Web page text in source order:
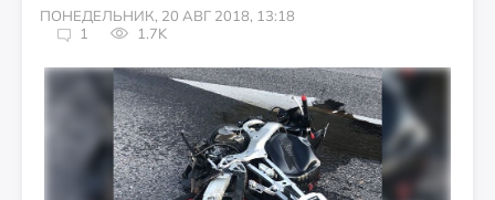
ПОНЕДЕЛЬНИК, 20 АВГ 2018, 13:18
1
1.7K